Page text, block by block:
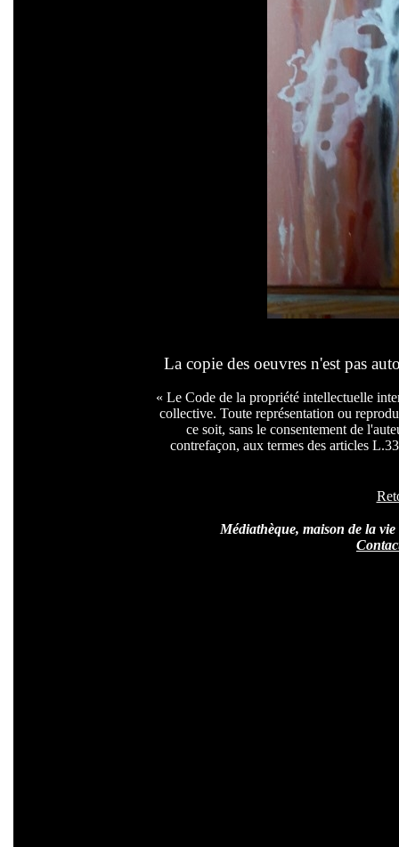
La copie des oeuvres n'est pas
« Le Code de la propriété intellectuelle
collective. Toute représentation ou
ce soit, sans le consentement de
contrefaçon, aux termes des articles
Médiathèque, maison de la